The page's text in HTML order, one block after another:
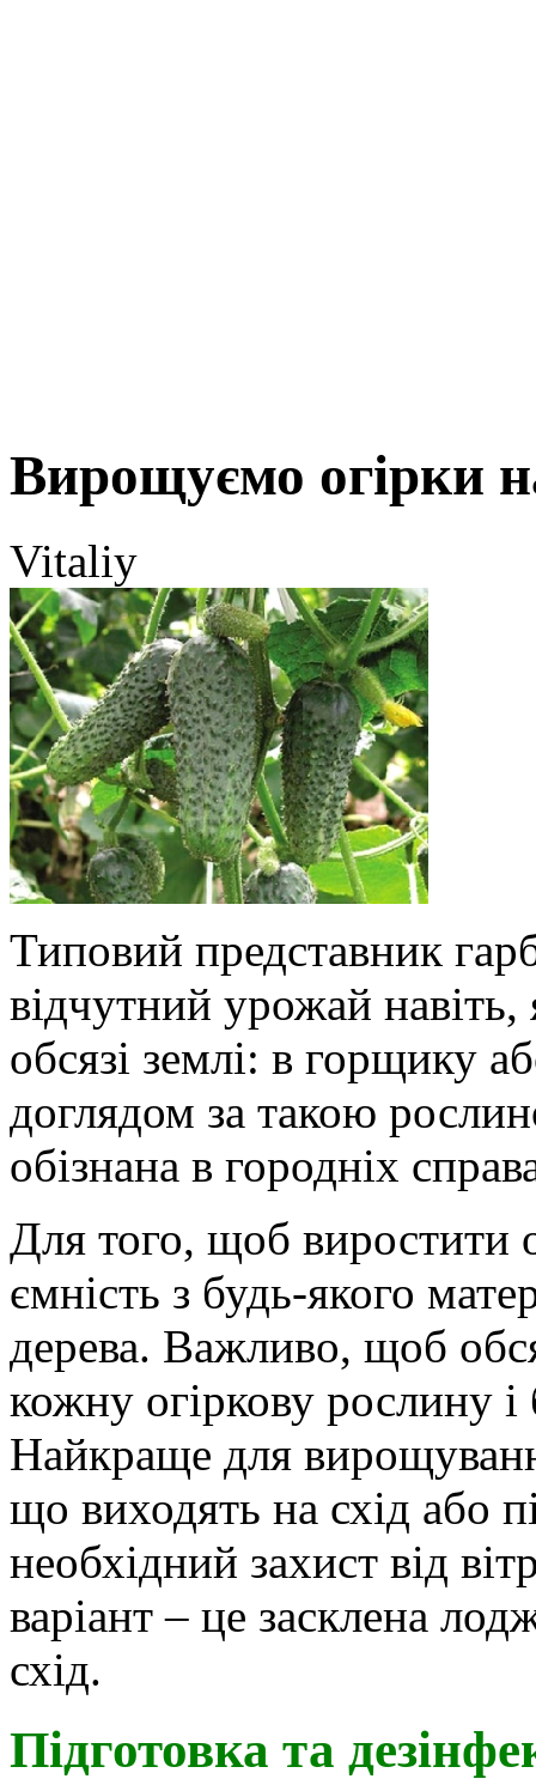
Вирощуємо огірки
Vitaliy
Типовий представник
відчутний урожай
обсязі землі: в горщику
доглядом за такою
обізнана в городніх
Для того, щоб виростити
ємність з будь-якого
дерева. Важливо, щоб
кожну огіркову рослину
Найкраще для
що виходять на схід або
необхідний захист від
варіант – це засклена
схід.
Підготовка та